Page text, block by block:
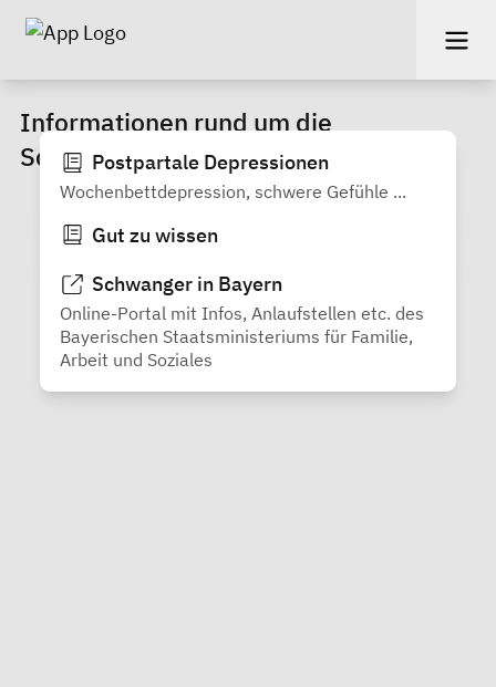
Informationen rund um die
Schwangerschaft und Geburt
Postpartale Depressionen
Wochenbettdepression, schwere Gefühle ...
Gut zu wissen
Schwanger in Bayern
Online-Portal mit Infos, Anlaufstellen etc. des
Bayerischen Staatsministeriums für Familie,
Arbeit und Soziales